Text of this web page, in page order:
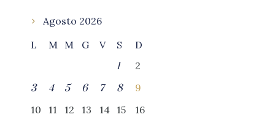
Agosto 2026
L
M M G V S
D
1
2
3
4 5 6 7 8
9
10
11 12 13 14 15
16